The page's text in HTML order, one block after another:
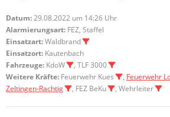
Datum:29.08.2022 um 14:26 Uhr
Alarmierungsart: FEZ, Staffel
Einsatzart:Waldbrand
Einsatzort: Kautenbach
Fahrzeuge: KdoW
, TLF 3000
Weitere Kräfte: Feuerwehr Kues , Feuerwehr
Zeltingen-Rachtig
, FEZ BeKu , Wehrleiter